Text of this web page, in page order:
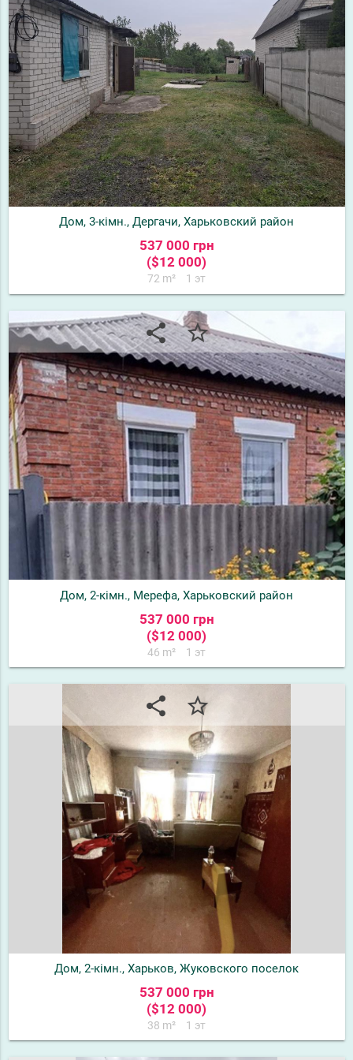
Дом, 3-кімн., Дергачи, Харьковский район
537 000 грн
($12 000)
72 m² 1 эт
share star_border
Дом, 2-кімн., Мерефа, Харьковский район
537 000 грн
($12 000)
46 m² 1 эт
share star_border
Дом, 2-кімн., Харьков, Жуковского поселок
537 000 грн
($12 000)
38 m² 1 эт